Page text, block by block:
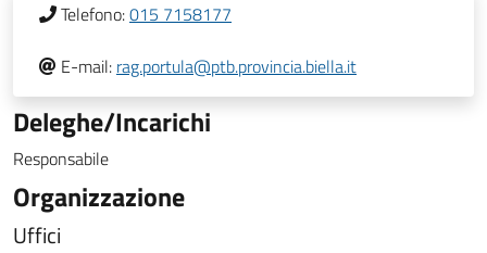
Telefono:015 7158177
E-mail: rag.portula@ptb.provincia.biella.it
Deleghe/Incarichi
Responsabile
Organizzazione
Uffici